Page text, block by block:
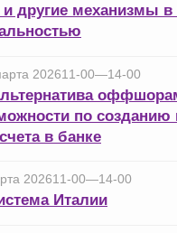
и другие механизмы
202611-00—14-00
по созданию
в банке
202611-00—14-00
Италии